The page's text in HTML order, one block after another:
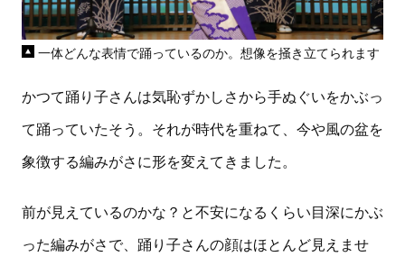
一体どんな表情で踊っているのか。想像を掻き立てられます
かつて踊り子さんは気恥ずかしさから手ぬぐいをかぶっ
て踊っていたそう。それが時代を重ねて、今や風の盆を
象徴する編みがさに形を変えてきました。
前が見えているのかな？と不安になるくらい目深にかぶ
った編みがさで、踊り子さんの顔はほとんど見えませ